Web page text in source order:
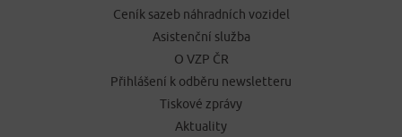
Ceník sazeb náhradních vozidel
Asistenční služba
O VZP ČR
Přihlášení k odběru newsletteru
Tiskové zprávy
Aktuality